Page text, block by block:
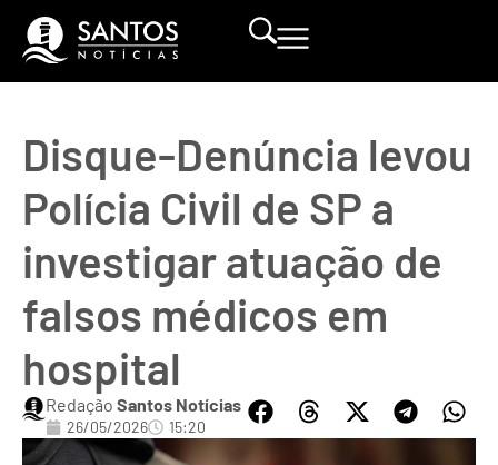
Disque-Denúncia levou
Polícia Civil de SP a
investigar atuação de
falsos médicos em
hospital
Redação Santos Notícias
26/05/2026 15:20